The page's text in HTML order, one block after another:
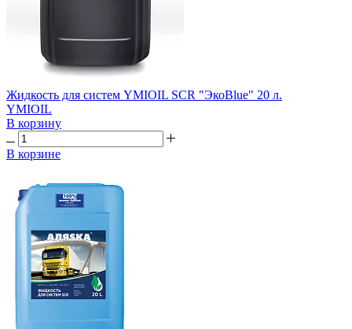
Жидкость для систем YMIOIL SCR "ЭкоBlue" 20 л.
YMIOIL
В корзину
В корзине